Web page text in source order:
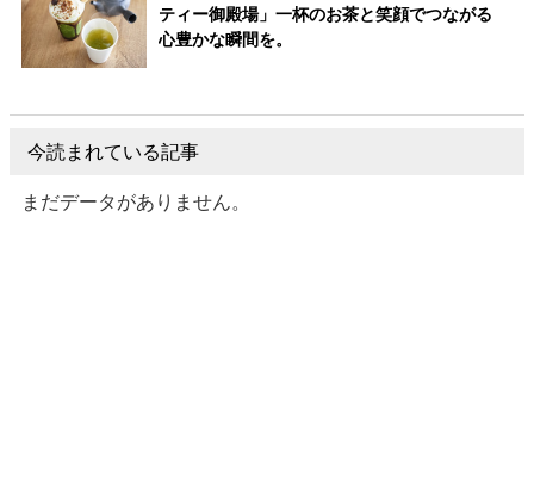
ティー御殿場」一杯のお茶と笑顔でつながる
心豊かな瞬間を。
今読まれている記事
まだデータがありません。